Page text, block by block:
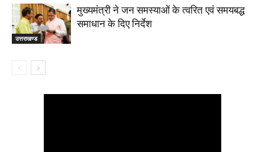
उत्तराखण्ड
मुख्यमंत्री ने जन समस्याओं के त्वरित एवं समयबद्ध
समाधान के दिए निर्देश